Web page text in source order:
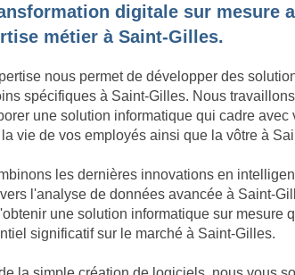
digitale sur mesure
métier à Saint-Gilles.
nous permet de développer des
spécifiques à Saint-Gilles. Nous
une solution informatique qui cadre avec
vie de vos employés ainsi que la vôtre à
les dernières innovations en
l'analyse de données avancée à Saint-
une solution informatique sur mesure
significatif sur le marché à Saint-Gilles.